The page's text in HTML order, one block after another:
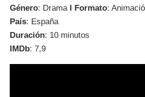
Género: Drama I Formato:
País: España
Duración: 10 minutos
IMDb: 7,9